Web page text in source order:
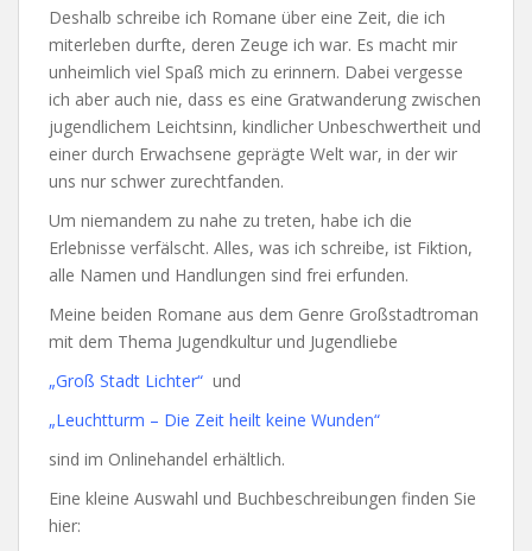
Deshalb schreibe ich Romane über eine Zeit, die ich
miterleben durfte, deren Zeuge ich war. Es macht mir
unheimlich viel Spaß mich zu erinnern. Dabei vergesse
ich aber auch nie, dass es eine Gratwanderung zwischen
jugendlichem Leichtsinn, kindlicher Unbeschwertheit und
einer durch Erwachsene geprägte Welt war, in der wir
uns nur schwer zurechtfanden.
Um niemandem zu nahe zu treten, habe ich die
Erlebnisse verfälscht. Alles, was ich schreibe, ist Fiktion,
alle Namen und Handlungen sind frei erfunden.
Meine beiden Romane aus dem Genre Großstadtroman
mit dem Thema Jugendkultur und Jugendliebe
„Groß Stadt Lichter“ und
„Leuchtturm – Die Zeit heilt keine Wunden“
sind im Onlinehandel erhältlich.
Eine kleine Auswahl und Buchbeschreibungen finden Sie
hier: